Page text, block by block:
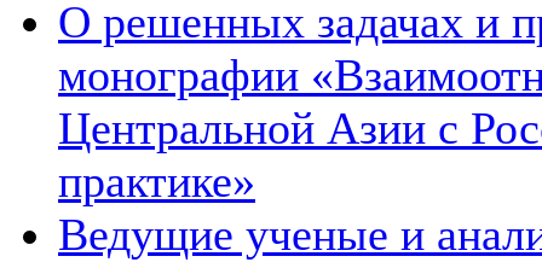
О решенных задачах и
монографии
Центральной Азии с
практике»
Ведущие ученые и